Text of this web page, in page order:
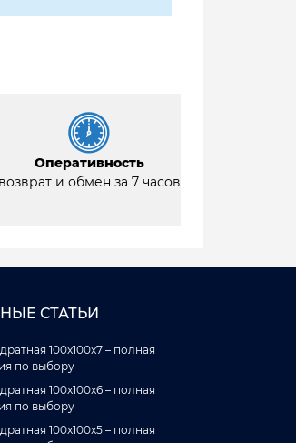
Оперативность
возврат и обмен за 7 часов
СТАТЬИ
100x100x7 – полная
по выбору
100x100x6 – полная
по выбору
100x100x5 – полная